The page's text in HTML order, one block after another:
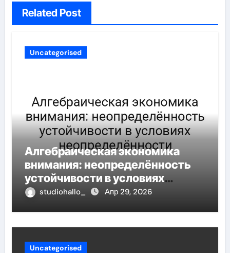
Related Post
Uncategorised
Алгебраическая экономика
внимания: неопределённость
устойчивости в условиях
неопределённости
studiohallo_ Апр 29, 2026
Uncategorised